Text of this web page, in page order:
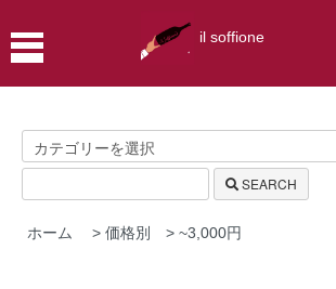
il soffione
SEARCH
ホーム > 価格別 > ~3,000円